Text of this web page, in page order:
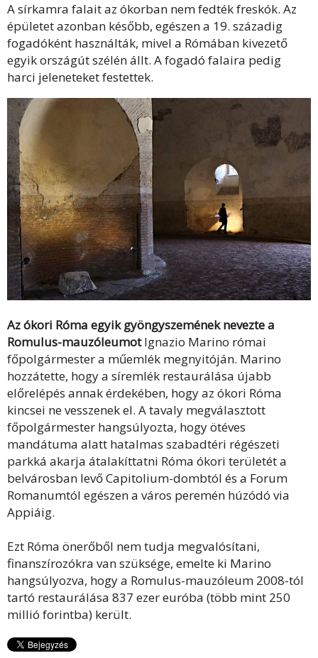
A sírkamra falait az ókorban nem fedték freskók. Az
épületet azonban később, egészen a 19. századig
fogadóként használták, mivel a Rómában kivezető
egyik országút szélén állt. A fogadó falaira pedig
harci jeleneteket festettek.
Az ókori Róma egyik gyöngyszemének nevezte a
Romulus-mauzóleumotIgnazio Marino római
főpolgármester a műemlék megnyitóján. Marino
hozzátette, hogy a síremlék restaurálása újabb
előrelépés annak érdekében, hogy az ókori Róma
kincsei ne vesszenek el. A tavaly megválasztott
főpolgármester hangsúlyozta, hogy ötéves
mandátuma alatt hatalmas szabadtéri régészeti
parkká akarja átalakíttatni Róma ókori területét a
belvárosban levő Capitolium-dombtól és a Forum
Romanumtól egészen a város peremén húzódó via
Appiáig.
Ezt Róma önerőből nem tudja megvalósítani,
finanszírozókra van szüksége, emelte ki Marino
hangsúlyozva, hogy a Romulus-mauzóleum 2008-tól
tartó restaurálása 837 ezer euróba (több mint 250
millió forintba) került.